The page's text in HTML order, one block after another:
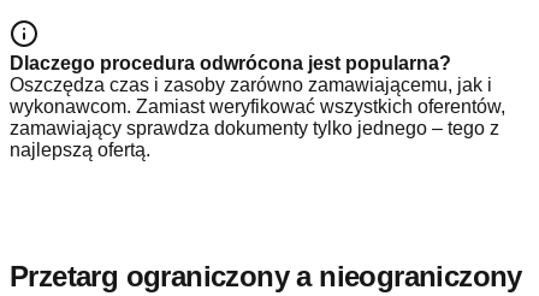
Dlaczego procedura odwrócona jest popularna?
Oszczędza czas i zasoby zarówno zamawiającemu, jak i
wykonawcom. Zamiast weryfikować wszystkich oferentów,
zamawiający sprawdza dokumenty tylko jednego – tego z
najlepszą ofertą.
Przetarg ograniczony a nieograniczony